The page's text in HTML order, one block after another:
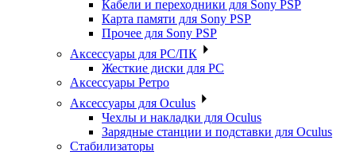
Кабели и переходники для Sony PSP
Карта памяти для Sony PSP
Прочее для Sony PSP
Аксессуары для PC/ПК
Жесткие диски для PC
Аксессуары Ретро
Аксессуары для Oculus
Чехлы и накладки для Oculus
Зарядные станции и подставки для Oculus
Стабилизаторы